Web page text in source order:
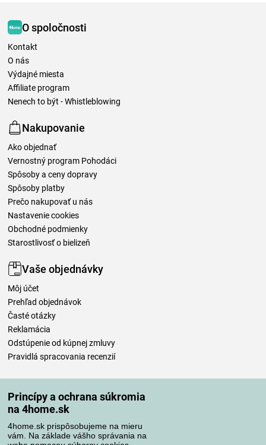
Princípy a ochrana súkromia
na 4home.sk
4home.sk prispôsobujeme na mieru
vám. Na základe vášho správania na
O spoločnosti
Kontakt
O nás
Výdajné miesta
Affiliate program
Nenech to být - Whistleblowing
Nakupovanie
Ako objednať
Vernostný program Pohodáci
Spôsoby a ceny dopravy
Spôsoby platby
Prečo nakupovať u nás
Nastavenie cookies
Obchodné podmienky
Starostlivosť o bielizeň
Vaše objednávky
Môj účet
Prehľad objednávok
Časté otázky
Reklamácia
Odstúpenie od kúpnej zmluvy
Pravidlá spracovania recenzií
Spôsoby platby